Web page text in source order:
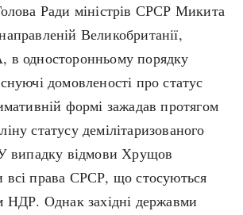
Ради міністрів СРСР Микита
Великобританії,
односторонньому порядку
домовленості про статус
формі зажадав протягом
статусу демілітаризованого
випадку відмови Хрущов
всі права СРСР, що стосуються
НДР. Однак західні державми